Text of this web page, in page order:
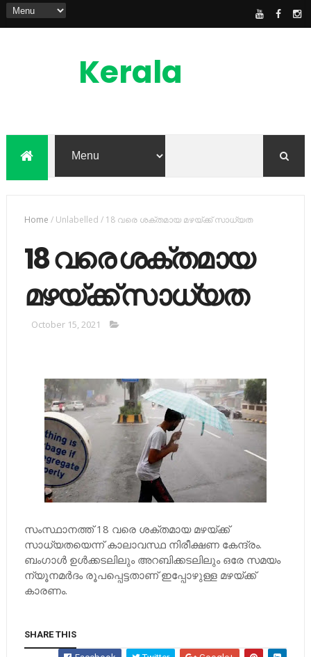
Kerala
Feed
Home /Unlabelled / 18 വരെ ശക്തമായ മഴയ്ക്ക് സാധ്യത
18 വരെ ശക്തമായ
മഴയ്ക്ക് സാധ്യത
October 15, 2021
സംസ്ഥാനത്ത് 18 വരെ ശക്തമായ മഴയ്ക്ക്
സാധ്യതയെന്ന് കാലാവസ്ഥ നിരീക്ഷണ കേന്ദ്രം.
ബംഗാള്‍ ഉള്‍ക്കടലിലും അറബിക്കടലിലും ഒരേ സമയം
ന്യൂനമര്‍ദം രൂപപ്പെട്ടതാണ് ഇപ്പോഴുള്ള മഴയ്ക്ക്
കാരണം.
SHARE THIS